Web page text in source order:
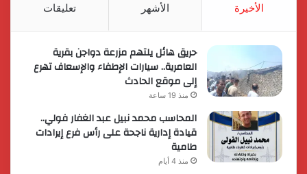
الأخيرة الأشهر تعليقات
حريق هائل يلتهم مزرعة دواجن بقرية
العامرية.. سيارات الإطفاء والإسعاف تهرع
إلى موقع الحادث
منذ 19 ساعة
المحاسب محمد نبيل عبد الغفار فولي..
قيادة إدارية ناجحة على رأس فرع إيرادات
طامية
منذ 4 أيام